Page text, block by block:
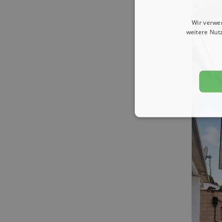
Wir
weitere